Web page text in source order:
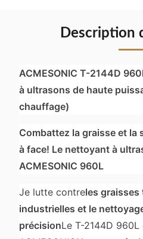
Description
ACMESONIC T-2144D
à ultrasons de haute
chauffage)
Combattez la graisse et la
à face! Le nettoyant à
ACMESONIC 960L
Je lutte contreles graisses
industrielles et le
précisionLe T-2144D 960L